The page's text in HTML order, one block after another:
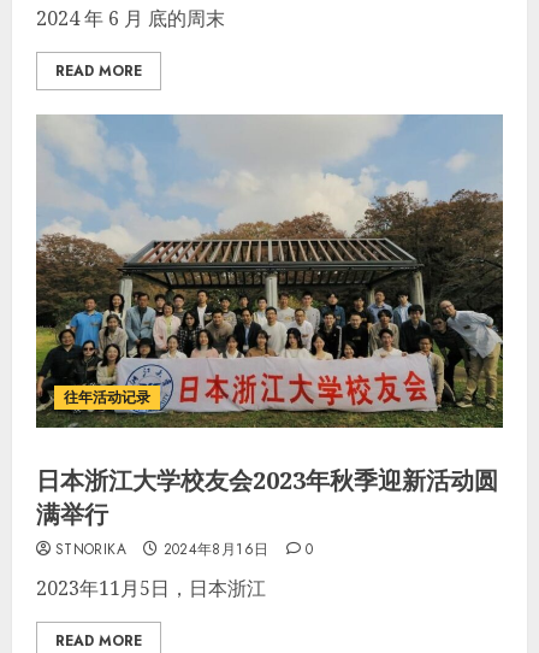
2024 年 6 月 底的周末
READ MORE
往年活动记录
日本浙江大学校友会2023年秋季迎新活动圆
满举行
STNORIKA 2024年8月16日 0
2023年11月5日，日本浙江
READ MORE